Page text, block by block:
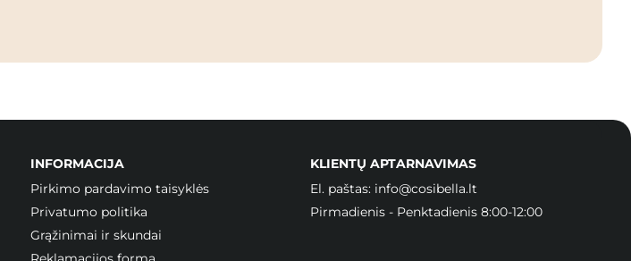
INFORMACIJA
Pirkimo pardavimo taisyklės
Privatumo politika
Grąžinimai ir skundai
KLIENTŲ APTARNAVIMAS
El. paštas: info@cosibella.lt
Pirmadienis - Penktadienis 8:00-12:00